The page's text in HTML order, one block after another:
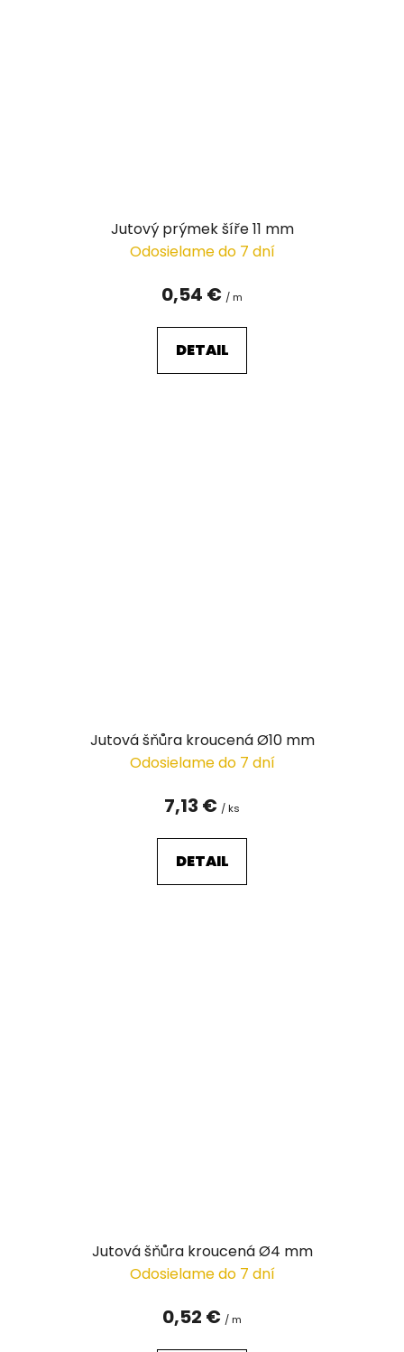
Jutový prýmek šíře 11 mm
Odosielame do 7 dní
0,54 € / m
DETAIL
Jutová šňůra kroucená Ø10 mm
Odosielame do 7 dní
7,13 € / ks
DETAIL
Jutová šňůra kroucená Ø4 mm
Odosielame do 7 dní
0,52 € / m